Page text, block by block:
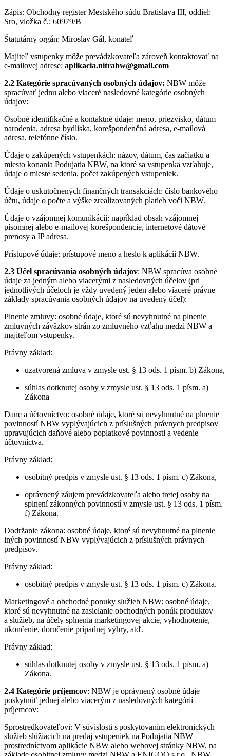
Zápis: Obchodný register Mestského súdu Bratislava III, oddiel:
Sro, vložka č.: 60979/B
Štatutárny orgán: Miroslav Gál, konateľ
Majiteľ vstupenky môže prevádzkovateľa zároveň kontaktovať na
e-mailovej adrese: aplikacia.nitrabw@gmail.com
2.2 Kategórie spracúvaných osobných údajov: NBW môže
spracúvať jednu alebo viaceré nasledovné kategórie osobných
údajov:
Osobné identifikačné a kontaktné údaje: meno, priezvisko, dátum
narodenia, adresa bydliska, korešpondenčná adresa, e-mailová
adresa, telefónne číslo.
Údaje o zakúpených vstupenkách: názov, dátum, čas začiatku a
miesto konania Podujatia NBW, na ktoré sa vstupenka vzťahuje,
údaje o mieste sedenia, počet zakúpených vstupeniek.
Údaje o uskutočnených finančných transakciách: číslo bankového
účtu, údaje o počte a výške zrealizovaných platieb voči NBW.
Údaje o vzájomnej komunikácii: napríklad obsah vzájomnej
písomnej alebo e-mailovej korešpondencie, internetové dátové
prenosy a IP adresa.
Prístupové údaje: prístupové meno a heslo k aplikácii NBW.
2.3 Účel spracúvania osobných údajov: NBW spracúva osobné
údaje za jedným alebo viacerými z nasledovných účelov (pri
jednotlivých účeloch je vždy uvedený jeden alebo viaceré právne
základy spracúvania osobných údajov na uvedený účel):
Plnenie zmluvy: osobné údaje, ktoré sú nevyhnutné na plnenie
zmluvných záväzkov strán zo zmluvného vzťahu medzi NBW a
majiteľom vstupenky.
Právny základ:
uzatvorená zmluva v zmysle ust. § 13 ods. 1 písm. b) Zákona,
súhlas dotknutej osoby v zmysle ust. § 13 ods. 1 písm. a)
Zákona
Dane a účtovníctvo: osobné údaje, ktoré sú nevyhnutné na plnenie
povinností NBW vyplývajúcich z príslušných právnych predpisov
upravujúcich daňové alebo poplatkové povinnosti a vedenie
účtovníctva.
Právny základ:
osobitný predpis v zmysle ust. § 13 ods. 1 písm. c) Zákona,
oprávnený záujem prevádzkovateľa alebo tretej osoby na
splnení zákonných povinností v zmysle ust. § 13 ods. 1 písm.
f) Zákona.
Dodržanie zákona: osobné údaje, ktoré sú nevyhnutné na plnenie
iných povinností NBW vyplývajúcich z príslušných právnych
predpisov.
Právny základ:
osobitný predpis v zmysle ust. § 13 ods. 1 písm. c) Zákona.
Marketingové a obchodné ponuky služieb NBW: osobné údaje,
ktoré sú nevyhnutné na zasielanie obchodných ponúk produktov
a služieb, na účely splnenia marketingovej akcie, vyhodnotenie,
ukončenie, doručenie prípadnej výhry, atď.
Právny základ:
súhlas dotknutej osoby v zmysle ust. § 13 ods. 1 písm. a)
Zákona.
2.4 Kategórie príjemcov: NBW je oprávnený osobné údaje
poskytnúť jednej alebo viacerým z nasledovných kategórií
príjemcov:
Sprostredkovateľovi: V súvislosti s poskytovaním elektronických
služieb slúžiacich na predaj vstupeniek na Podujatia NBW
prostredníctvom aplikácie NBW alebo webovej stránky NBW, na